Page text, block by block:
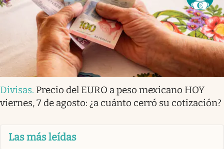
Divisas. Precio del EURO a peso mexicano HOY
viernes, 7 de agosto: ¿a cuánto cerró su cotización?
Las más leídas